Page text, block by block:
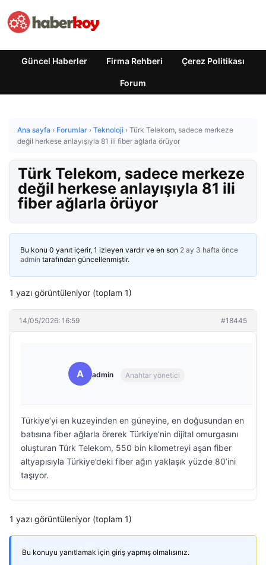
Güncel Haberler Firma Rehberi Çerez Politikası
Forum
Ana sayfa › Forumlar › Teknoloji › Türk Telekom, sadece merkeze
değil herkese anlayışıyla 81 ili fiber ağlarla örüyor
Türk Telekom, sadece merkeze
değil herkese anlayışıyla 81 ili
fiber ağlarla örüyor
Bu konu 0 yanıt içerir, 1 izleyen vardır ve en son 2 ay 3 hafta önce
admin tarafından güncellenmiştir.
1 yazı görüntüleniyor (toplam 1)
14/05/2026: 16:59 #18445
A admin Anahtar yönetici
Türkiye’yi en kuzeyinden en güneyine, en doğusundan en
batısına fiber ağlarla örerek Türkiye’nin dijital omurgasını
oluşturan Türk Telekom, 550 bin kilometreyi aşan fiber
altyapısıyla Türkiye’deki fiber ağın yaklaşık yüzde 80’ini
taşıyor.
1 yazı görüntüleniyor (toplam 1)
Bu konuyu yanıtlamak için giriş yapmış olmalısınız.